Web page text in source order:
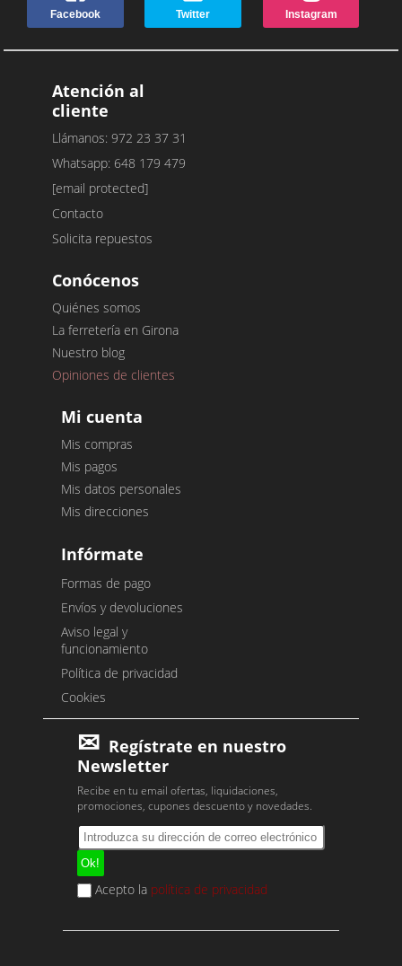
Facebook Twitter Instagram
Atención al
cliente
Llámanos: 972 23 37 31
Whatsapp: 648 179 479
[email protected]
Contacto
Solicita repuestos
Conócenos
Quiénes somos
La ferretería en Girona
Nuestro blog
Opiniones de clientes
Mi cuenta
Mis compras
Mis pagos
Mis datos personales
Mis direcciones
Infórmate
Formas de pago
Envíos y devoluciones
Aviso legal y
funcionamiento
Política de privacidad
Cookies
Regístrate en nuestro
Newsletter
Recibe en tu email ofertas, liquidaciones,
promociones, cupones descuento y novedades.
Acepto la política de privacidad